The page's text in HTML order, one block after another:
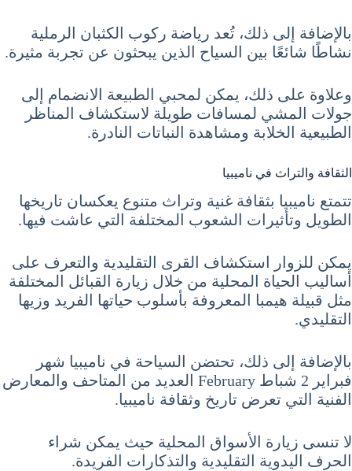
بالإضافة إلى ذلك، تُعد رياضة ركوب الكثبان الرملية
نشاطًا شائعًا بين السياح الذين يبحثون عن تجربة مثيرة.
وعلاوة على ذلك، يمكن لمحبي الطبيعة الانضمام إلى
جولات المشي لمسافات طويلة لاستكشاف المناظر
الطبيعية الخلابة ومشاهدة النباتات النادرة.
الثقافة والتراث في ناميبيا
تتمتع ناميبيا بثقافة غنية وتراث متنوع يعكسان تاريخها
الطويل وتأثيرات الشعوب المختلفة التي عاشت فيها.
يمكن للزوار استكشاف القرى التقليدية والتعرف على
أساليب الحياة المحلية من خلال زيارة القبائل المختلفة
مثل قبيلة هيمبا المعروفة بأسلوب حياتها الفريد وزيها
التقليدي.
بالإضافة إلى ذلك، تحتضن السياحة في ناميبيا شهر
فبراير 2 شباط February العديد من المتاحف والمعارض
الفنية التي تعرض تاريخ وثقافة ناميبيا.
لا تنسى زيارة الأسواق المحلية حيث يمكن شراء
الحرف اليدوية التقليدية والتذكارات الفريدة.